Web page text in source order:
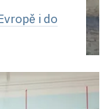
i do